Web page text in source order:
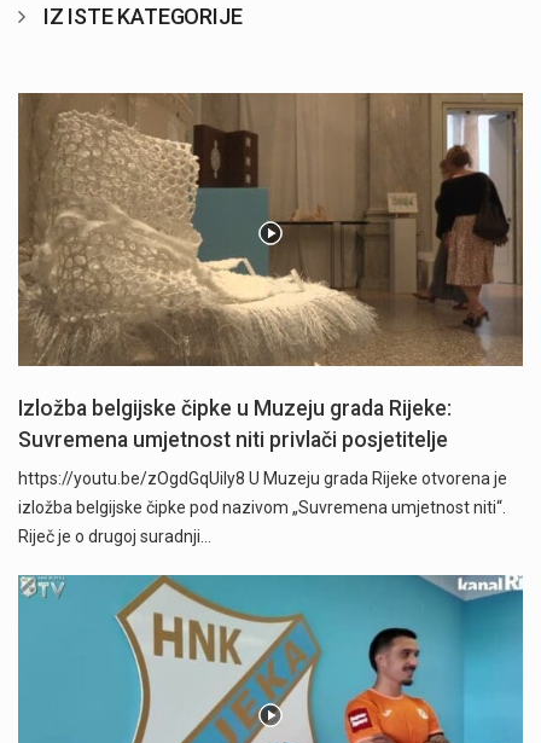
IZ ISTE KATEGORIJE
Izložba belgijske čipke u Muzeju grada Rijeke:
Suvremena umjetnost niti privlači posjetitelje
https://youtu.be/zOgdGqUily8 U Muzeju grada Rijeke otvorena je
izložba belgijske čipke pod nazivom „Suvremena umjetnost niti“.
Riječ je o drugoj suradnji…